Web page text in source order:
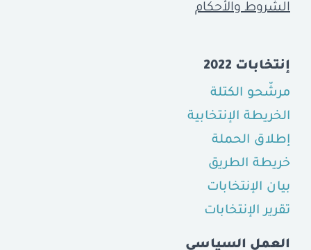
الشروط والأحكام
إنتخابات 2022
مرشّحو الكتلة
الخريطة الإنتخابية
إطلاق الحملة
خريطة الطريق
بيان الإنتخابات
تقرير الإنتخابات
العمل السياسي